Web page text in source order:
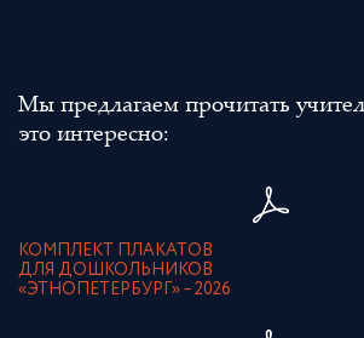
Мы предлагаем прочитать
это интересно:
КОМПЛЕКТ ПЛАКАТОВ
ДЛЯ ДОШКОЛЬНИКОВ
«ЭТНОПЕТЕРБУРГ» – 2026